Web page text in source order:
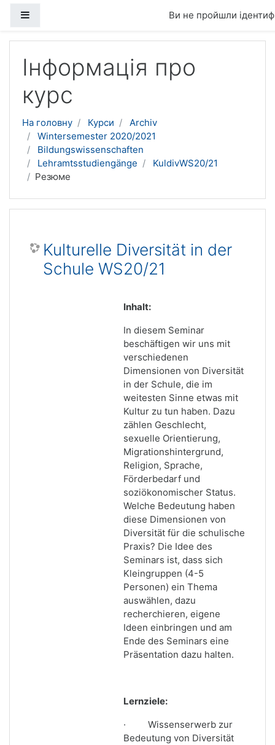
Ви не пройшли
Інформація про
курс
На головну Курси
Archiv
Wintersemester 2020/2021
Bildungswissenschaften
Lehramtsstudiengänge
KuldivWS20/21
Резюме
Kulturelle Diversität in der
Schule WS20/21
Inhalt:
In diesem Seminar
beschäftigen wir uns mit
verschiedenen
Dimensionen von Diversität
in der Schule, die im
weitesten Sinne etwas mit
Kultur zu tun haben. Dazu
zählen Geschlecht,
sexuelle Orientierung,
Migrationshintergrund,
Religion, Sprache,
Förderbedarf und
soziökonomischer Status.
Welche Bedeutung haben
diese Dimensionen von
Diversität für die schulische
Praxis? Die Idee des
Seminars ist, dass sich
Kleingruppen (4-5
Personen) ein Thema
auswählen, dazu
recherchieren, eigene
Ideen einbringen und am
Ende des Seminars eine
Präsentation dazu halten.
Lernziele:
· Wissenserwerb zur
Bedeutung von Diversität